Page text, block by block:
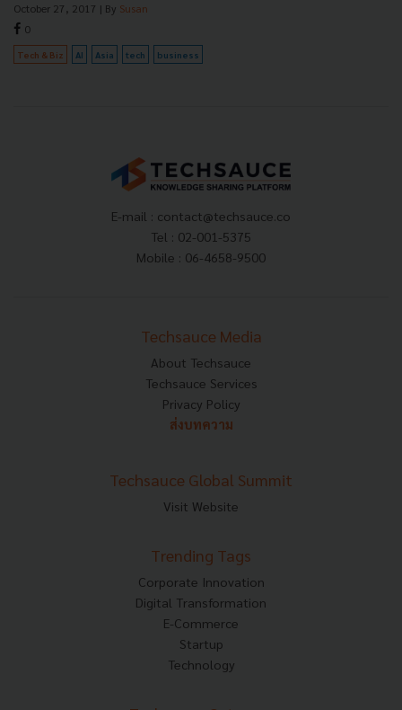
October 27, 2017 | By Susan
0
Tech & Biz AI Asia tech business
E-mail : contact@techsauce.co
Tel : 02-001-5375
Mobile : 06-4658-9500
Techsauce Media
About Techsauce
Techsauce Services
Privacy Policy
ส่งบทความ
Techsauce Global Summit
Visit Website
Trending Tags
Corporate Innovation
Digital Transformation
E-Commerce
Startup
Technology